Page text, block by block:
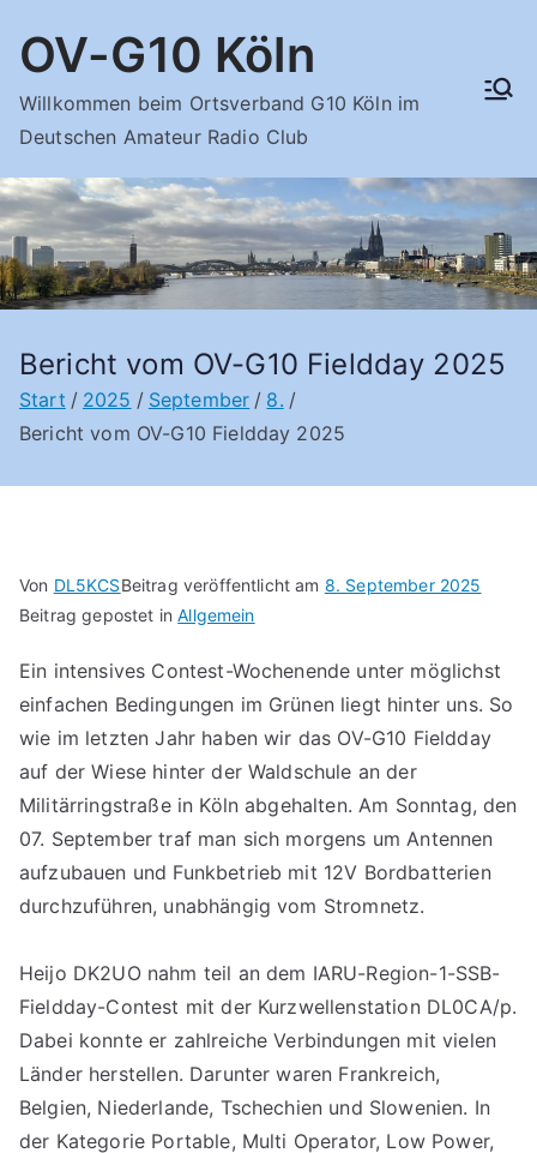
InhaltOV-G10 Köln
Willkommen beim Ortsverband G10 Köln im
Deutschen Amateur Radio Club
Bericht vom OV-G10 Fieldday 2025
Start 2025 September
8.
Bericht vom OV-G10 Fieldday 2025
Von DL5KCSBeitrag veröffentlicht am 8. September 2025
Beitrag gepostet inAllgemein
Ein intensives Contest-Wochenende unter möglichst
einfachen Bedingungen im Grünen liegt hinter uns. So
wie im letzten Jahr haben wir das OV-G10 Fieldday
auf der Wiese hinter der Waldschule an der
Militärringstraße in Köln abgehalten. Am Sonntag, den
07. September traf man sich morgens um Antennen
aufzubauen und Funkbetrieb mit 12V Bordbatterien
durchzuführen, unabhängig vom Stromnetz.
Heijo DK2UO nahm teil an dem IARU-Region-1-SSB-
Fieldday-Contest mit der Kurzwellenstation DL0CA/p.
Dabei konnte er zahlreiche Verbindungen mit vielen
Länder herstellen. Darunter waren Frankreich,
Belgien, Niederlande, Tschechien und Slowenien. In
der Kategorie Portable, Multi Operator, Low Power,